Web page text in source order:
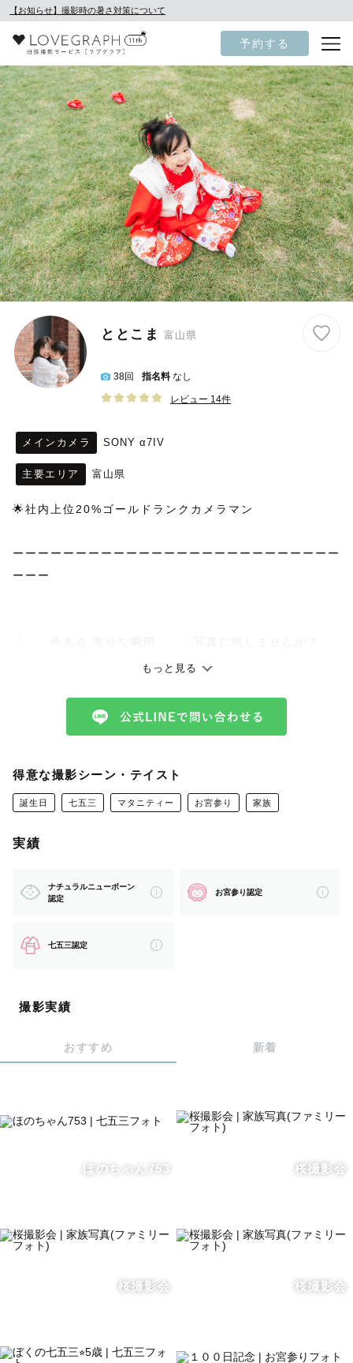
【お知らせ】撮影時の暑さ対策について
予約する
ととこま 富山県
38回 指名料 なし
レビュー 14件
メインカメラ SONY α7IV
主要エリア 富山県
🌟社内上位20%ゴールドランクカメラマン
ーーーーーーーーーーーーーーーーーーーーーーーーーー
ーーー
ーーーーーーーーーーーーーーーーーーーーーーーーーー
初めまして！
北陸Lovegrapherの ととこま と申します🐶
わたしのページを見にきてくださり
ととこまさん、ととさん、ととちゃんなど
今しかない瞬間、今だから撮れる写真、、、
後になって写真を見返した時に
ぜひ‼︎ 皆さんにも味わってほしく
もっと見る
得意な撮影シーン・テイスト
誕生日 七五三 マタニティー お宮参り 家族
実績
ナチュラルニューボーン
認定
お宮参り認定
七五三認定
撮影実績
おすすめ 新着
ほのちゃん753 桜撮影会
桜撮影会 桜撮影会